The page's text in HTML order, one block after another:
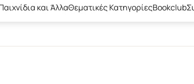
και ΆλλαΘεματικές ΚατηγορίεςBookclub